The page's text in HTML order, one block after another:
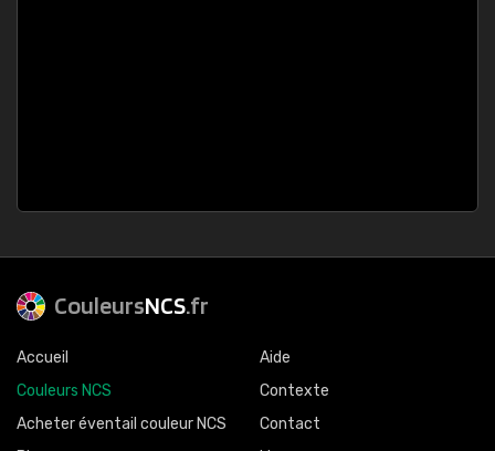
CouleursNCS.fr
Accueil
Couleurs NCS
Acheter éventail couleur NCS
Aide
Contexte
Contact